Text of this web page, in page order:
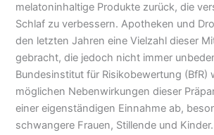
melatoninhaltige Produkte zurück, die
Schlaf zu verbessern. Apotheken und
den letzten Jahren eine Vielzahl dieser
gebracht, die jedoch nicht immer
Bundesinstitut für Risikobewertung (BfR)
möglichen Nebenwirkungen dieser
einer eigenständigen Einnahme ab,
schwangere Frauen, Stillende und